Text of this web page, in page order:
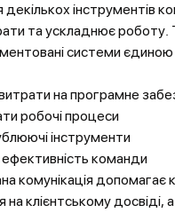
інструментів
та ускладнює роботу.
системи
на програмне
робочі процеси
інструменти
команди
комунікація
клієнтському досвіді,